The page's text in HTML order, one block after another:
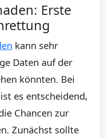
Erste
kann sehr
Daten auf der
könnten. Bei
es entscheidend,
Chancen zur
Zunächst sollte